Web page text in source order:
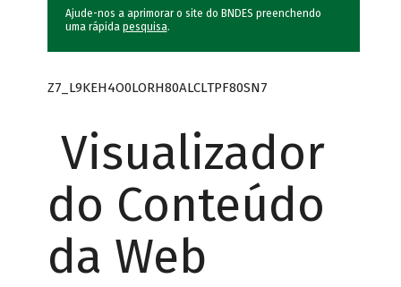
Ajude-nos a aprimorar o site do BNDES preenchendo
uma rápida pesquisa.
Z7_L9KEH4O0LORH80ALCLTPF80SN7
Visualizador
do Conteúdo
da Web